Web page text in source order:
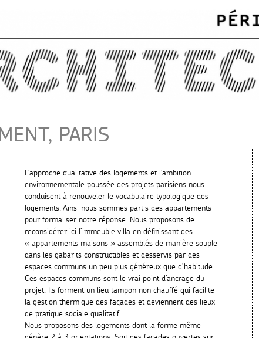
PARIS
L’approche qualitative des logements et l’ambition
environnementale poussée des projets parisiens nous
conduisent à renouveler le vocabulaire typologique des
logements. Ainsi nous sommes partis des appartements
pour formaliser notre réponse. Nous proposons de
reconsidérer ici l’immeuble villa en définissant des
« appartements maisons » assemblés de manière souple
dans les gabarits constructibles et desservis par des
espaces communs un peu plus généreux que d’habitude.
Ces espaces communs sont le vrai point d’ancrage du
projet. Ils forment un lieu tampon non chauffé qui facilite
la gestion thermique des façades et deviennent des lieux
de pratique sociale qualitatif.
Nous proposons des logements dont la forme même